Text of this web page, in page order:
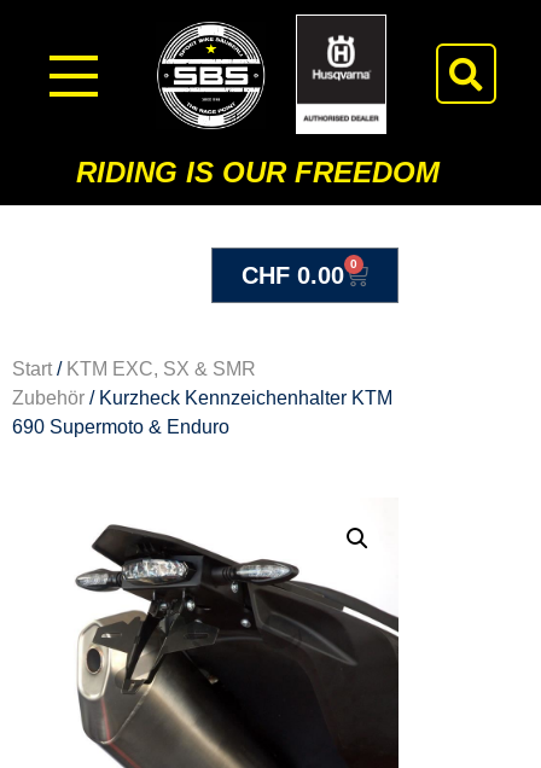
RIDING IS OUR FREEDOM
CHF 0.00 0
Start / KTM EXC, SX & SMR
Zubehör / Kurzheck Kennzeichenhalter KTM
690 Supermoto & Enduro